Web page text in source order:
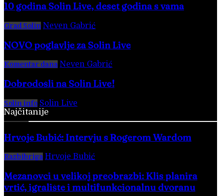
10 godina Solin Live, deset godina s vama
Grad Solin Neven Gabrić
NOVO poglavlje za Solin Live
Komentar dana Neven Gabrić
Dobrodošli na Solin Live!
Solin info Solin Live
Najčitanije
Hrvoje Bubić: Intervju s Rogerom Wardom
Razbibriga Hrvoje Bubić
Mezanovci u velikoj preobrazbi: Klis planira
vrtić, igralište i multifunkcionalnu dvoranu